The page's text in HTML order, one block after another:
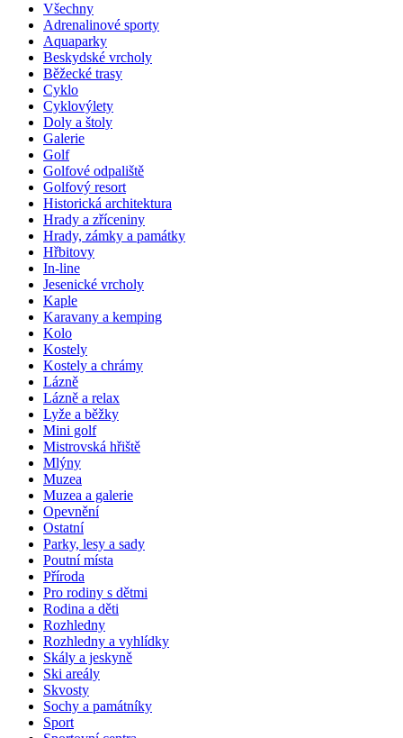
Všechny
Adrenalinové sporty
Aquaparky
Beskydské vrcholy
Běžecké trasy
Cyklo
Cyklovýlety
Doly a štoly
Galerie
Golf
Golfové odpaliště
Golfový resort
Historická architektura
Hrady a zříceniny
Hrady, zámky a památky
Hřbitovy
In-line
Jesenické vrcholy
Kaple
Karavany a kemping
Kolo
Kostely
Kostely a chrámy
Lázně
Lázně a relax
Lyže a běžky
Mini golf
Mistrovská hřiště
Mlýny
Muzea
Muzea a galerie
Opevnění
Ostatní
Parky, lesy a sady
Poutní místa
Příroda
Pro rodiny s dětmi
Rodina a děti
Rozhledny
Rozhledny a vyhlídky
Skály a jeskyně
Ski areály
Skvosty
Sochy a památníky
Sport